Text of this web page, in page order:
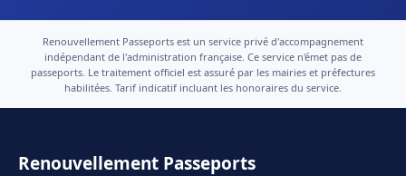
Renouvellement Passeports est un service privé d'accompagnement
indépendant de l'administration française. Ce service n'émet pas de
passeports. Le traitement officiel est assuré par les mairies et préfectures
habilitées. Tarif indicatif incluant les honoraires du service.
Renouvellement Passeports